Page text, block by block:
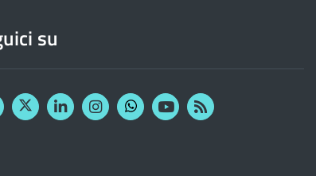
su
TwitterLinkedinInstagram
YouTubeRSS